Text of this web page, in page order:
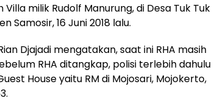
milik Rudolf Manurung, di Desa Tuk Tuk
Samosir, 16 Juni 2018 lalu.
Djajadi mengatakan, saat ini RHA masih
RHA ditangkap, polisi terlebih dahulu
House yaitu RM di Mojosari, Mojokerto,